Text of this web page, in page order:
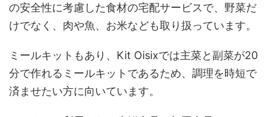
の安全性に考慮した食材の宅配サービスで、野菜だ
けでなく、肉や魚、お米なども取り扱っています。
ミールキットもあり、Kit Oisixでは主菜と副菜が20
分で作れるミールキットであるため、調理を時短で
済ませたい方に向いています。